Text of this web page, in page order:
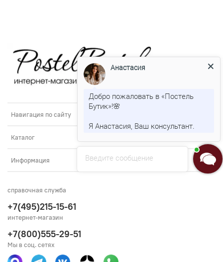
Навигация по сайту
Каталог
Информация
справочная служба
+7(495)215-15-61
интернет-магазин
+7(800)555-29-51
Мы в соц. сетях
Введите сообщение
Анастасия
Добро пожаловать в «Постель
Бутик»!🌸
Я Анастасия, Ваш консультант.